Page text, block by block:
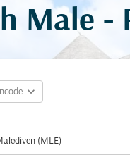
Male -
expand_more